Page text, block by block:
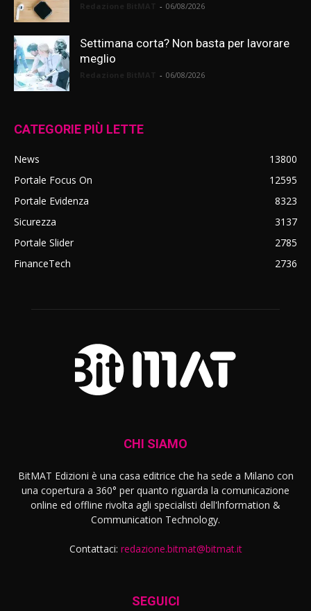
- 06/08/2026
Settimana corta? Non basta per lavorare
meglio
- 06/08/2026
CATEGORIE PIÙ LETTE
News
13800
Portale Focus On
12595
Portale Evidenza
8323
Sicurezza
3137
Portale Slider
2785
FinanceTech
2736
CHI SIAMO
BitMAT Edizioni è una casa editrice che ha sede a Milano con
una copertura a 360° per quanto riguarda la comunicazione
online ed offline rivolta agli specialisti dell'lnformation &
Communication Technology.
Contattaci: redazione.bitmat@bitmat.it
SEGUICI